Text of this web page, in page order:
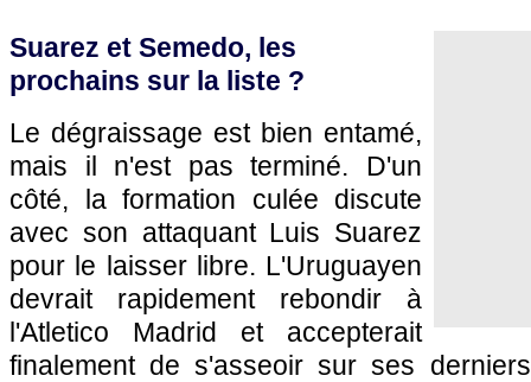
Suarez et Semedo, les
prochains sur la liste ?
Le dégraissage est bien entamé,
mais il n'est pas terminé. D'un
côté, la formation culée discute
avec son attaquant Luis Suarez
pour le laisser libre. L'Uruguayen
devrait rapidement rebondir à
l'Atletico Madrid et accepterait
finalement de s'asseoir sur ses